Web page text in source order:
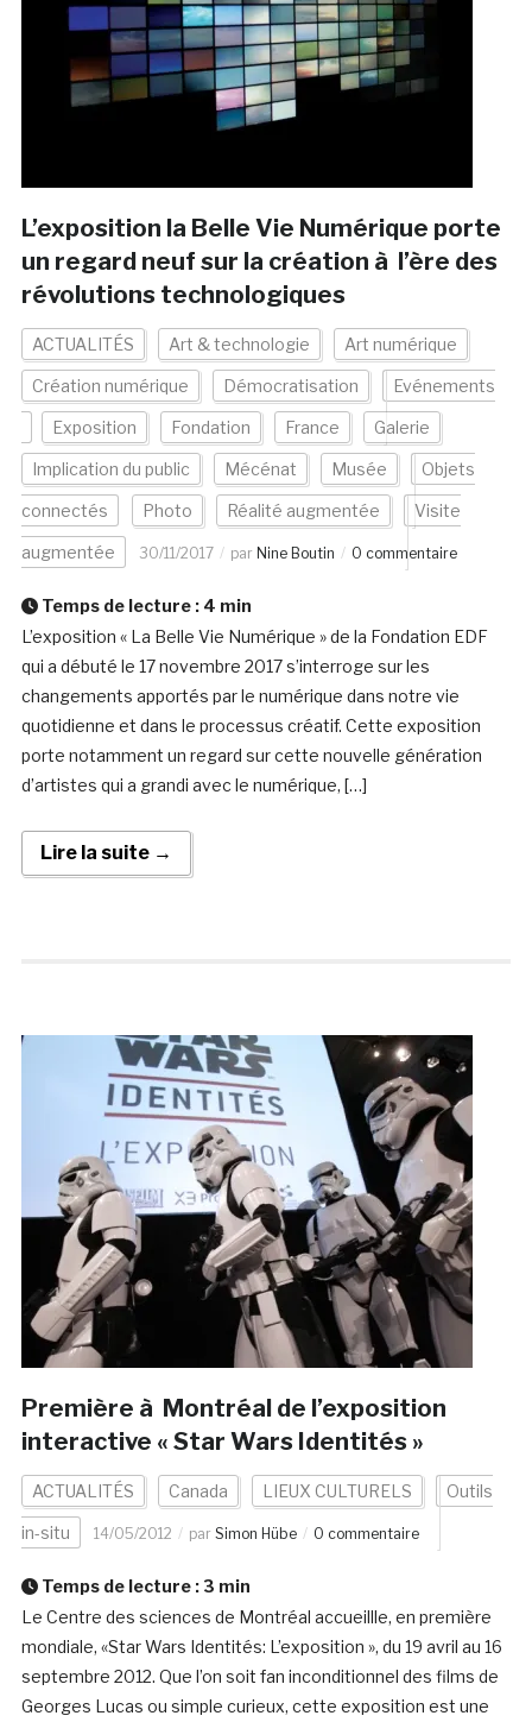
L’exposition la Belle Vie Numérique porte
un regard neuf sur la création à l’ère des
révolutions technologiques
ACTUALITÉS Art & technologie Art numérique
Création numérique Démocratisation Evénements
Exposition Fondation France Galerie
Implication du public Mécénat Musée Objets
connectés Photo Réalité augmentée Visite
augmentée 30/11/2017 par Nine Boutin 0 commentaire
Temps de lecture : 4 min
L’exposition « La Belle Vie Numérique » de la Fondation EDF
qui a débuté le 17 novembre 2017 s’interroge sur les
changements apportés par le numérique dans notre vie
quotidienne et dans le processus créatif. Cette exposition
porte notamment un regard sur cette nouvelle génération
d’artistes qui a grandi avec le numérique, […]
Lire la suite →
Première à Montréal de l’exposition
interactive « Star Wars Identités »
ACTUALITÉS Canada LIEUX CULTURELS Outils
in-situ 14/05/2012 par Simon Hübe 0 commentaire
Temps de lecture : 3 min
Le Centre des sciences de Montréal accueillle, en première
mondiale, «Star Wars Identités: L’exposition », du 19 avril au 16
septembre 2012. Que l’on soit fan inconditionnel des films de
Georges Lucas ou simple curieux, cette exposition est une